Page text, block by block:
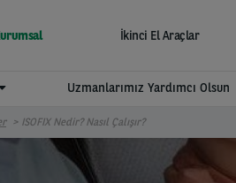
İkinci El Araçlar
Uzmanlarımız Yardımcı Olsun
ISOFIX Nedir? Nasıl Çalışır?